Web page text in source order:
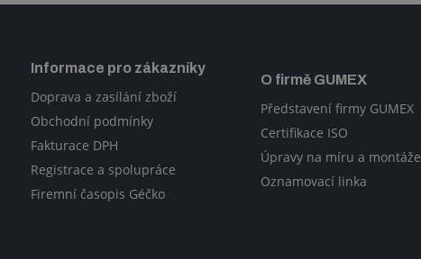
Informace pro zákazníky
Doprava a zasílání zboží
Obchodní podmínky
Fakturace DPH
Registrace a spolupráce
Firemní časopis Géčko
O firmě GUMEX
Představení firmy GUMEX
Certifikace ISO
Úpravy na míru a montáže
Oznamovací linka